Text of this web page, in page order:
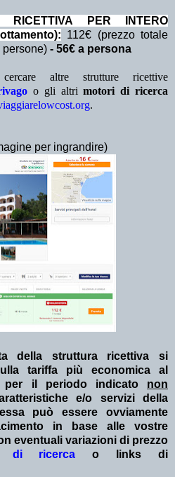
RICETTIVA PER INTERO
112€ (prezzo totale
persone) - 56€ a persona
altre strutture ricettive
o gli altrimotori di ricerca
.
per ingrandire)
della struttura ricettiva si
tariffa più economica al
per il periodo indicato non
e/o servizi della
può essere ovviamente
in base alle vostre
eventuali variazioni di prezzo
di ricerca o links di